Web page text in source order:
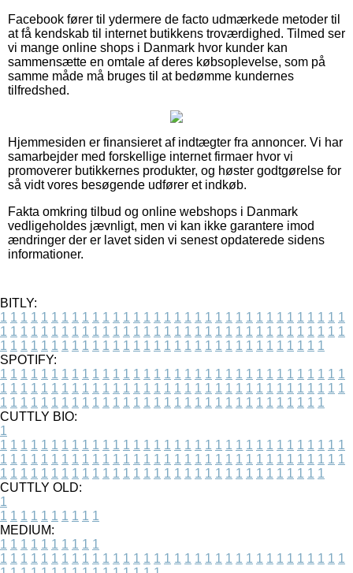
Facebook fører til ydermere de facto udmærkede metoder til
at få kendskab til internet butikkens troværdighed. Tilmed ser
vi mange online shops i Danmark hvor kunder kan
sammensætte en omtale af deres købsoplevelse, som på
samme måde må bruges til at bedømme kundernes
tilfredshed.
Hjemmesiden er finansieret af indtægter fra annoncer. Vi har
samarbejder med forskellige internet firmaer hvor vi
promoverer butikkernes produkter, og høster godtgørelse for
så vidt vores besøgende udfører et indkøb.
Fakta omkring tilbud og online webshops i Danmark
vedligeholdes jævnligt, men vi kan ikke garantere imod
ændringer der er lavet siden vi senest opdaterede sidens
informationer.
BITLY:
1 1 1 1 1 1 1 1 1 1 1 1 1 1 1 1 1 1 1 1 1 1 1 1 1 1 1 1 1 1 1 1 1 1
1 1 1 1 1 1 1 1 1 1 1 1 1 1 1 1 1 1 1 1 1 1 1 1 1 1 1 1 1 1 1 1 1 1
1 1 1 1 1 1 1 1 1 1 1 1 1 1 1 1 1 1 1 1 1 1 1 1 1 1 1 1 1 1 1 1
SPOTIFY:
1 1 1 1 1 1 1 1 1 1 1 1 1 1 1 1 1 1 1 1 1 1 1 1 1 1 1 1 1 1 1 1 1 1
1 1 1 1 1 1 1 1 1 1 1 1 1 1 1 1 1 1 1 1 1 1 1 1 1 1 1 1 1 1 1 1 1 1
1 1 1 1 1 1 1 1 1 1 1 1 1 1 1 1 1 1 1 1 1 1 1 1 1 1 1 1 1 1 1 1
CUTTLY BIO:
1
1 1 1 1 1 1 1 1 1 1 1 1 1 1 1 1 1 1 1 1 1 1 1 1 1 1 1 1 1 1 1 1 1 1
1 1 1 1 1 1 1 1 1 1 1 1 1 1 1 1 1 1 1 1 1 1 1 1 1 1 1 1 1 1 1 1 1 1
1 1 1 1 1 1 1 1 1 1 1 1 1 1 1 1 1 1 1 1 1 1 1 1 1 1 1 1 1 1 1 1
CUTTLY OLD:
1
1 1 1 1 1 1 1 1 1 1
MEDIUM:
1 1 1 1 1 1 1 1 1 1
1 1 1 1 1 1 1 1 1 1 1 1 1 1 1 1 1 1 1 1 1 1 1 1 1 1 1 1 1 1 1 1 1 1